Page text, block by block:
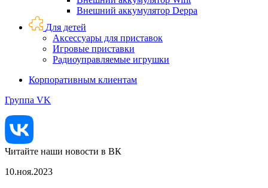
Внешний аккумулятор Deppa
Для детей
Аксессуары для приставок
Игровые приставки
Радиоуправляемые игрушки
Корпоративным клиентам
Группа VK
Читайте наши новости в ВК
10.ноя.2023